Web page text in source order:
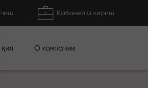
Кабинетга кириш
О компании